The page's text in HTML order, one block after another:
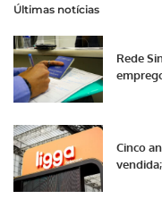
Últimas notícias
Rede
Cinco